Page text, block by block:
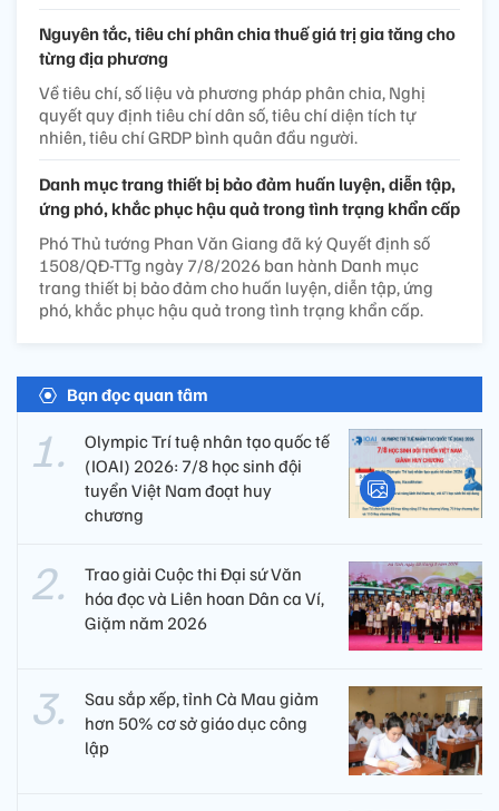
Nguyên tắc, tiêu chí phân chia thuế giá trị gia tăng cho
từng địa phương
Về tiêu chí, số liệu và phương pháp phân chia, Nghị
quyết quy định tiêu chí dân số, tiêu chí diện tích tự
nhiên, tiêu chí GRDP bình quân đầu người.
Danh mục trang thiết bị bảo đảm huấn luyện, diễn tập,
ứng phó, khắc phục hậu quả trong tình trạng khẩn cấp
Phó Thủ tướng Phan Văn Giang đã ký Quyết định số
1508/QĐ-TTg ngày 7/8/2026 ban hành Danh mục
trang thiết bị bảo đảm cho huấn luyện, diễn tập, ứng
phó, khắc phục hậu quả trong tình trạng khẩn cấp.
Bạn đọc quan tâm
Olympic Trí tuệ nhân tạo quốc tế
(IOAI) 2026: 7/8 học sinh đội
tuyển Việt Nam đoạt huy
chương
Trao giải Cuộc thi Đại sứ Văn
hóa đọc và Liên hoan Dân ca Ví,
Giặm năm 2026
Sau sắp xếp, tỉnh Cà Mau giảm
hơn 50% cơ sở giáo dục công
lập